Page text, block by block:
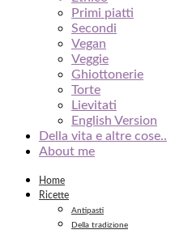
Primi piatti
Secondi
Vegan
Veggie
Ghiottonerie
Torte
Lievitati
English Version
Della vita e altre cose..
About me
Home
Ricette
Antipasti
Della tradizione